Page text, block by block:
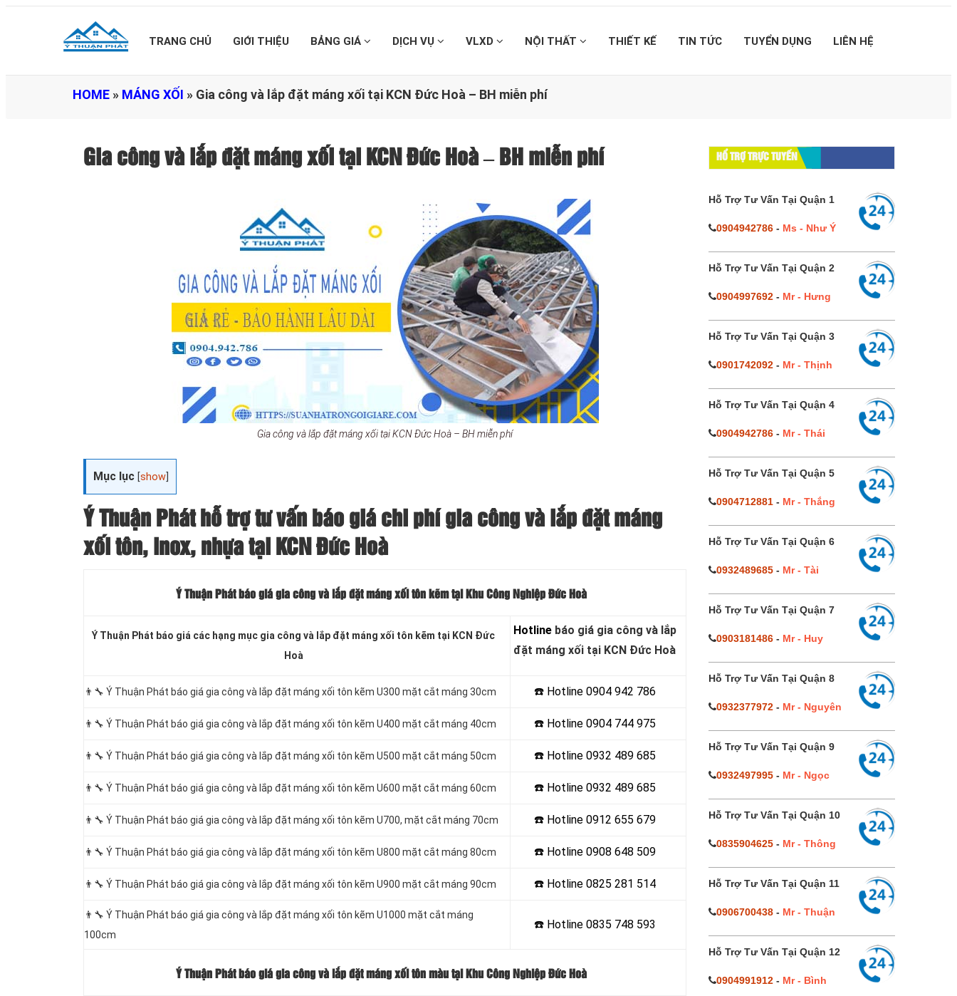
TRANG CHỦ GIỚI THIỆU BẢNG GIÁ DỊCH VỤ VLXD NỘI THẤT THIẾT KẾ TIN TỨC TUYỂN DỤNG LIÊN HỆ
HOME » MÁNG XỐI » Gia công và lắp đặt máng xối tại KCN Đức Hoà – BH miễn phí
Gia công và lắp đặt máng xối tại KCN Đức Hoà – BH miễn phí
Gia công và lắp đặt máng xối tại KCN Đức Hoà – BH miễn phí
Mục lục [show
Ý Thuận Phát hỗ trợ tư vấn báo giá chi phí gia công và lắp đặt máng
xối tôn, inox, nhựa tại KCN Đức Hoà
Ý Thuận Phát báo giá gia công và lắp đặt máng xối tôn kẽm tại Khu Công Nghiệp Đức Hoà
Ý Thuận Phát báo giá các hạng mục gia công và lắp đặt máng xối tôn kẽm tại KCN Đức
Hoà
Hotlinebáo giá gia công và lắp
đặt máng xối tại KCN Đức Hoà
👨‍🔧 Ý Thuận Phát báo giá gia công và lắp đặt máng xối tôn kẽm U300 mặt cắt máng 30cm ☎️ Hotline 0904 942 786
👨‍🔧 Ý Thuận Phát báo giá gia công và lắp đặt máng xối tôn kẽm U400 mặt cắt máng 40cm ☎️ Hotline 0904 744 975
👨‍🔧 Ý Thuận Phát báo giá gia công và lắp đặt máng xối tôn kẽm U500 mặt cắt máng 50cm ☎️ Hotline 0932 489 685
👨‍🔧 Ý Thuận Phát báo giá gia công và lắp đặt máng xối tôn kẽm U600 mặt cắt máng 60cm ☎️ Hotline0932 489 685
👨‍🔧 Ý Thuận Phát báo giá gia công và lắp đặt máng xối tôn kẽm U700, mặt cắt máng 70cm ☎️ Hotline0912 655 679
👨‍🔧 Ý Thuận Phát báo giá gia công và lắp đặt máng xối tôn kẽm U800 mặt cắt máng 80cm ☎️ Hotline 0908 648 509
👨‍🔧 Ý Thuận Phát báo giá gia công và lắp đặt máng xối tôn kẽm U900 mặt cắt máng 90cm ☎️ Hotline0825 281 514
👨‍🔧 Ý Thuận Phát báo giá gia công và lắp đặt máng xối tôn kẽm U1000 mặt cắt máng
100cm
☎️ Hotline0835 748 593
Ý Thuận Phát báo giá gia công và lắp đặt máng xối tôn màu tại Khu Công Nghiệp Đức Hoà
HỔ TRỢ TRỰC TUYẾN
Hỗ Trợ Tư Vấn Tại Quận 1
0904942786- Ms - Như Ý
Hỗ Trợ Tư Vấn Tại Quận 2
0904997692- Mr - Hưng
Hỗ Trợ Tư Vấn Tại Quận 3
0901742092- Mr - Thịnh
Hỗ Trợ Tư Vấn Tại Quận 4
0904942786- Mr - Thái
Hỗ Trợ Tư Vấn Tại Quận 5
0904712881- Mr - Thắng
Hỗ Trợ Tư Vấn Tại Quận 6
0932489685- Mr - Tài
Hỗ Trợ Tư Vấn Tại Quận 7
0903181486- Mr - Huy
Hỗ Trợ Tư Vấn Tại Quận 8
0932377972- Mr - Nguyên
Hỗ Trợ Tư Vấn Tại Quận 9
0932497995- Mr - Ngọc
Hỗ Trợ Tư Vấn Tại Quận 10
0835904625- Mr - Thông
Hỗ Trợ Tư Vấn Tại Quận 11
0906700438- Mr - Thuận
Hỗ Trợ Tư Vấn Tại Quận 12
0904991912- Mr - Bình